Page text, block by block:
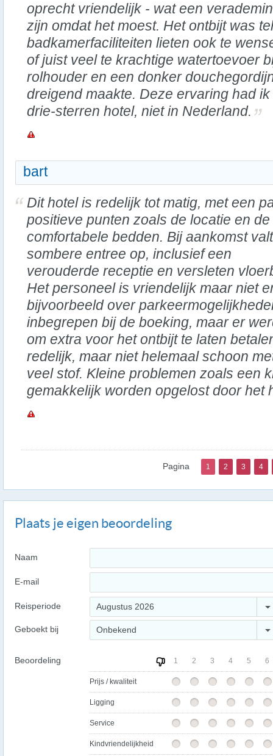
oprecht vriendelijk - wat een
zijn omdat het moest. Het ontbijt was
badkamerfaciliteiten lieten ook te
of juist veel te krachtige watertoevoer
rolhouder en een donker
dreigend maakte. Deze ervaring had
drie-sterren hotel, niet in Nederland.
bart
Dit hotel is redelijk tot matig, met een
positieve punten zoals de locatie en de
comfortabele bedden. Bij aankomst
sombere entree op, inclusief een
verouderde receptie en versleten
Het personeel is vriendelijk maar niet
bijvoorbeeld over
inbegrepen bij de boeking, maar er
om extra voor het ontbijt te laten
redelijk, maar niet helemaal schoon
veel stof. Kleine problemen zoals een
gemakkelijk worden opgelost door het
Pagina 1 2 3 4
Plaats je eigen beoordeling
Naam
E-mail
Reisperiode Augustus 2026
Geboekt bij Onbekend
Beoordeling 1 2 3 4 5 6
Prijs / kwaliteit
Ligging
Service
Kindvriendelijkheid